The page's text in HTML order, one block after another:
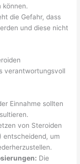
können.
die Gefahr, dass
und diese nicht
verantwortungsvoll
Einnahme sollten
von Steroiden
entscheidend, um
Die